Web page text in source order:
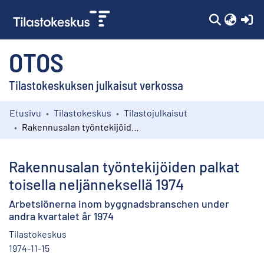
OTOS
Tilastokeskuksen julkaisut verkossa
Kokoelmat
Etusivu Tilastokeskus
Tilastojulkaisut
Rakennusalan työntekijöiden palkat
toisella neljänneksellä 1974
Arbetslönerna inom byggnadsbranschen under
andra kvartalet år 1974
Tilastokeskus
1974-11-15